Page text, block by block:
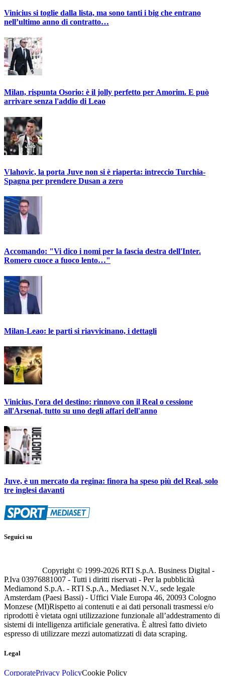
Vinicius si toglie dalla lista, ma sono tanti i big che entrano
nell’ultimo anno di contratto…
Milan, rispunta Osorio: è il jolly perfetto per Amorim. E può
arrivare senza l'addio di Leao
Vlahovic, la porta Juve non si è riaperta: intreccio Turchia-
Spagna per prendere Dusan a zero
Accomando: "Vi dico i nomi per la fascia destra dell'Inter.
Romero cuoce a fuoco lento…"
Milan-Leao: le parti si riavvicinano, i dettagli
Vinicius, l'ora del destino: rinnovo con il Real o cessione
all'Arsenal, tutto su uno degli affari dell'anno
Juve, è un mercato da regina: finora ha speso più del Real, solo
tre inglesi davanti
Seguici su
Copyright © 1999-2026 RTI S.p.A. Business Digital -
P.Iva 03976881007 - Tutti i diritti riservati - Per la pubblicità
Mediamond S.p.A. - RTI S.p.A., Mediaset N.V., sede legale
Amsterdam (Paesi Bassi) - Uffici Viale Europa 46, 20093 Cologno
Monzese (MI)Rispetto ai contenuti e ai dati personali trasmessi e/o
riprodotti è vietata ogni utilizzazione funzionale all’addestramento di
sistemi di intelligenza artificiale generativa. È altresì fatto divieto
espresso di utilizzare mezzi automatizzati di data scraping.
Legal
CorporatePrivacy PolicyCookie Policy